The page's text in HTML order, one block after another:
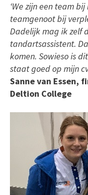
‘We zijn een team
teamgenoot bij
Dadelijk mag ik zelf
tandartsassistent.
komen. Sowieso is
staat goed op mijn
Sanne van
Deltion College